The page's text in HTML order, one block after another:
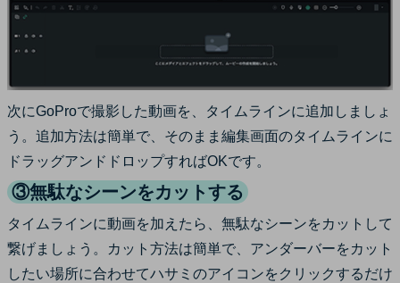
次にGoProで撮影した動画を、タイムラインに追加しましょ
う。追加方法は簡単で、そのまま編集画面のタイムラインに
ドラッグアンドドロップすればOKです。
③無駄なシーンをカットする
タイムラインに動画を加えたら、無駄なシーンをカットして
繋げましょう。カット方法は簡単で、アンダーバーをカット
したい場所に合わせてハサミのアイコンをクリックするだけ